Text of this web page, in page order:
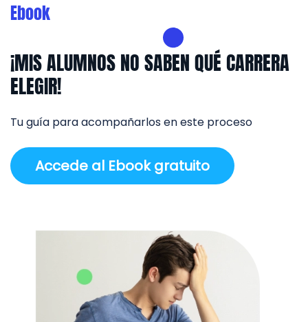
Ebook
¡MIS ALUMNOS NO SABEN QUÉ CARRERA
ELEGIR!
Tu guía para acompañarlos en este proceso
Accede al Ebook gratuito